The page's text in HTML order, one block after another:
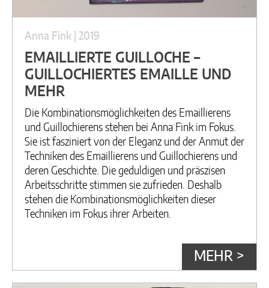
Anna Fink | 2019
EMAILLIERTE GUILLOCHE –
GUILLOCHIERTES EMAILLE UND
MEHR
Die Kombinationsmöglichkeiten des Emaillierens
und Guillochierens stehen bei Anna Fink im Fokus.
Sie ist fasziniert von der Eleganz und der Anmut der
Techniken des Emaillierens und Guillochierens und
deren Geschichte. Die geduldigen und präszisen
Arbeitsschritte stimmen sie zufrieden. Deshalb
stehen die Kombinationsmöglichkeiten dieser
Techniken im Fokus ihrer Arbeiten.
MEHR >